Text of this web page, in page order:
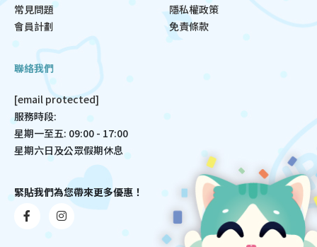
常見問題
會員計劃
隱私權政策
免責條款
聯絡我們
[email protected]
服務時段:
星期一至五: 09:00 - 17:00
星期六日及公眾假期休息
緊貼我們為您帶來更多優惠！